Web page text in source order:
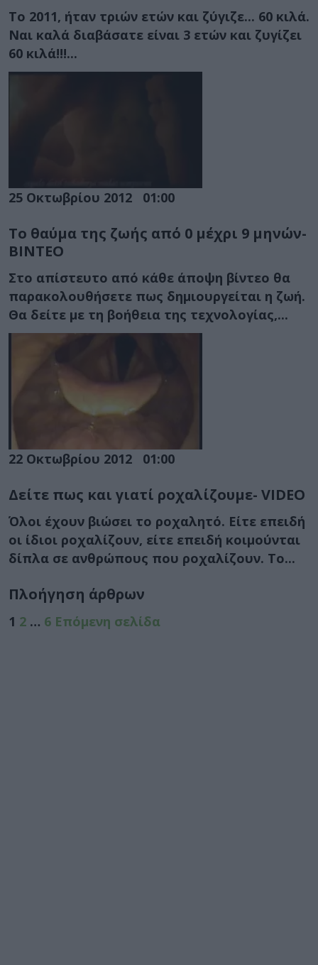
Το 2011, ήταν τριών ετών και ζύγιζε... 60 κιλά.
Ναι καλά διαβάσατε είναι 3 ετών και ζυγίζει
60 κιλά!!!...
25 Οκτωβρίου 2012 01:00
Το θαύμα της ζωής από 0 μέχρι 9 μηνών-
ΒΙΝΤΕΟ
Στο απίστευτο από κάθε άποψη βίντεο θα
παρακολουθήσετε πως δημιουργείται η ζωή.
Θα δείτε με τη βοήθεια της τεχνολογίας,...
22 Οκτωβρίου 2012 01:00
Δείτε πως και γιατί ροχαλίζουμε- VIDEO
Όλοι έχουν βιώσει το ροχαλητό. Είτε επειδή
οι ίδιοι ροχαλίζουν, είτε επειδή κοιμούνται
δίπλα σε ανθρώπους που ροχαλίζουν. Το...
Πλοήγηση άρθρων
1 2 … 6 Επόμενη σελίδα